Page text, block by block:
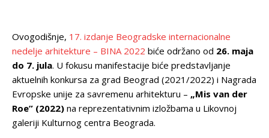
Ovogodišnje, 17. izdanje Beogradske internacionalne
nedelje arhitekture – BINA 2022 biće održano od 26. maja
do 7. jula. U fokusu manifestacije biće predstavljanje
aktuelnih konkursa za grad Beograd (2021/2022) i Nagrada
Evropske unije za savremenu arhitekturu – „Mis van der
Roe” (2022) na reprezentativnim izložbama u Likovnoj
galeriji Kulturnog centra Beograda.